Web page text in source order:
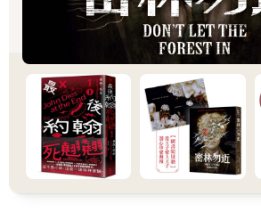
就我調查到的範圍內，比方二○○○年左右，
首先，找出一個想要從自己身上去除的東
回憶等等。接著準備一個人偶或布娃娃。
固，什麼樣的人偶都可以。
用自己的名字為人偶命名，每天跟它說話
除的東西，並咒罵人偶。譬如，假設我對
偶取名為「三咲」，每天對人偶說「三咲
喂！三咲，妳這個醜八怪」。
感覺光是這樣做，就會把精神搞出病來。